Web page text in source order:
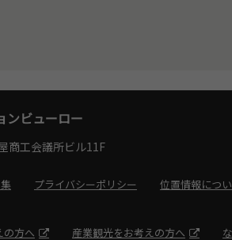
ンビューロー
商工会議所ビル11F
プライバシーポリシー 位置情報につ
の方へ 産業観光をお考えの方へ